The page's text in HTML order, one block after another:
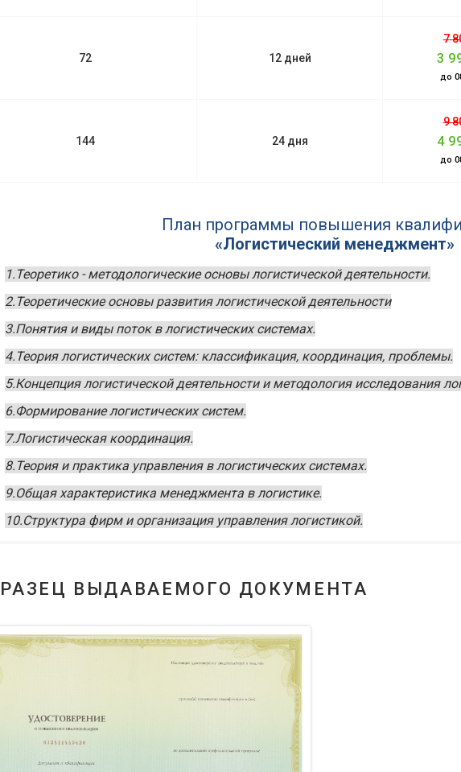
72 12 дней
7
3
до
144 24 дня
9
4
до
План программы повышения
«Логистический менеджмент»
1.Теоретико - методологические основы логистической деятельности.
2.Теоретические основы развития логистической деятельности
3.Понятия и виды поток в логистических системах.
4.Теория логистических систем: классификация, координация, проблемы.
5.Концепция логистической деятельности и методология исследования
6.Формирование логистических систем.
7.Логистическая координация.
8.Теория и практика управления в логистических системах.
9.Общая характеристика менеджмента в логистике.
10.Структура фирм и организация управления логистикой.
ВЫДАВАЕМОГО ДОКУМЕНТА